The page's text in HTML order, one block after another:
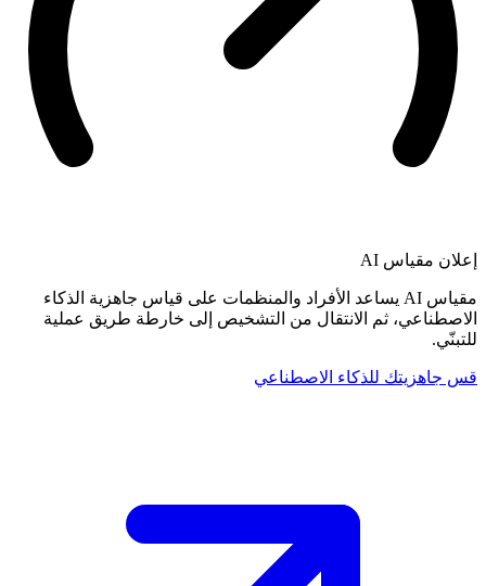
إعلان مقياس AI
مقياس AI يساعد الأفراد والمنظمات على قياس جاهزية الذكاء
الاصطناعي، ثم الانتقال من التشخيص إلى خارطة طريق عملية
للتبنّي.
قس جاهزيتك للذكاء الاصطناعي